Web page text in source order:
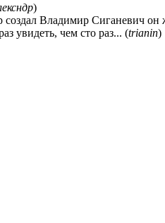
)
Владимир Сиганевич он
увидеть, чем сто раз... (trianin)